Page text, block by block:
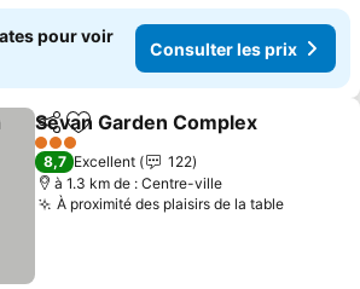
pour voir
Consulter les prix
PartagerAjouter à mes favoris
Sevan Garden Complex
3 Étoiles
8,7 Excellent
122
à 1.3 km de : Centre-ville
À proximité des plaisirs de la table